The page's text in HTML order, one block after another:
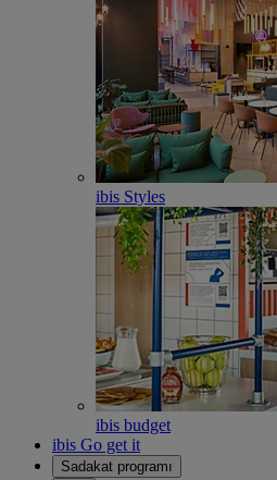
ibis Styles
ibis budget
ibis Go get it
Sadakat programı